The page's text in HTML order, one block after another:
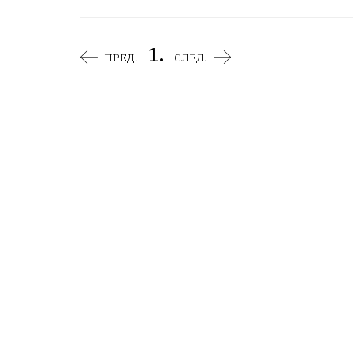
ПРЕД. 1. СЛЕД.